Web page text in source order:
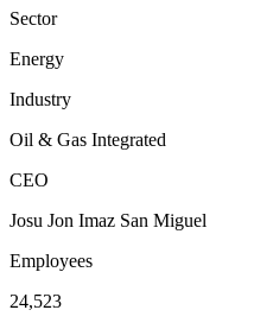
Sector
Energy
Industry
Oil & Gas Integrated
CEO
Josu Jon Imaz San Miguel
Employees
24,523